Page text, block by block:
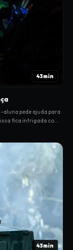
43min
aluna pede ajuda para
fica intrigada com
43min